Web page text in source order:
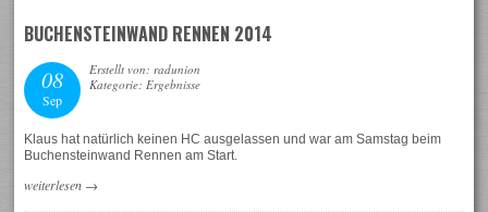
BUCHENSTEINWAND RENNEN 2014
08
Sep
Erstellt von: radunion
Kategorie: Ergebnisse
Klaus hat natürlich keinen HC ausgelassen und war am Samstag beim
Buchensteinwand Rennen am Start.
weiterlesen →